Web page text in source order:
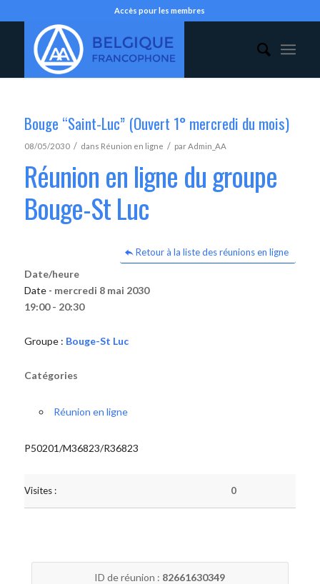
Accès pour les membres
Bouge “Saint-Luc” (Ouvert 1° mercredi du mois)
08/05/2030 / dans Réunion en ligne / parAdmin_AA
Réunion en ligne du groupe
Bouge-St Luc
Retour à la liste des réunions en ligne
Date/heure
Date - mercredi 8 mai 2030
19:00 - 20:30
Groupe : Bouge-St Luc
Catégories
Réunion en ligne
P50201/M36823/R36823
Visites : 0
ID de réunion : 82661630349